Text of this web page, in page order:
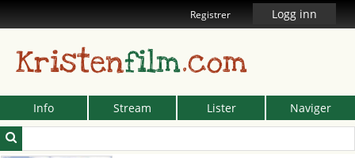
Registrer Logg inn
Kristenfilm.com
Info Stream Lister Naviger